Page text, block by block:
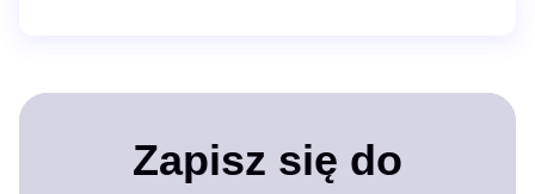
Zapisz się do